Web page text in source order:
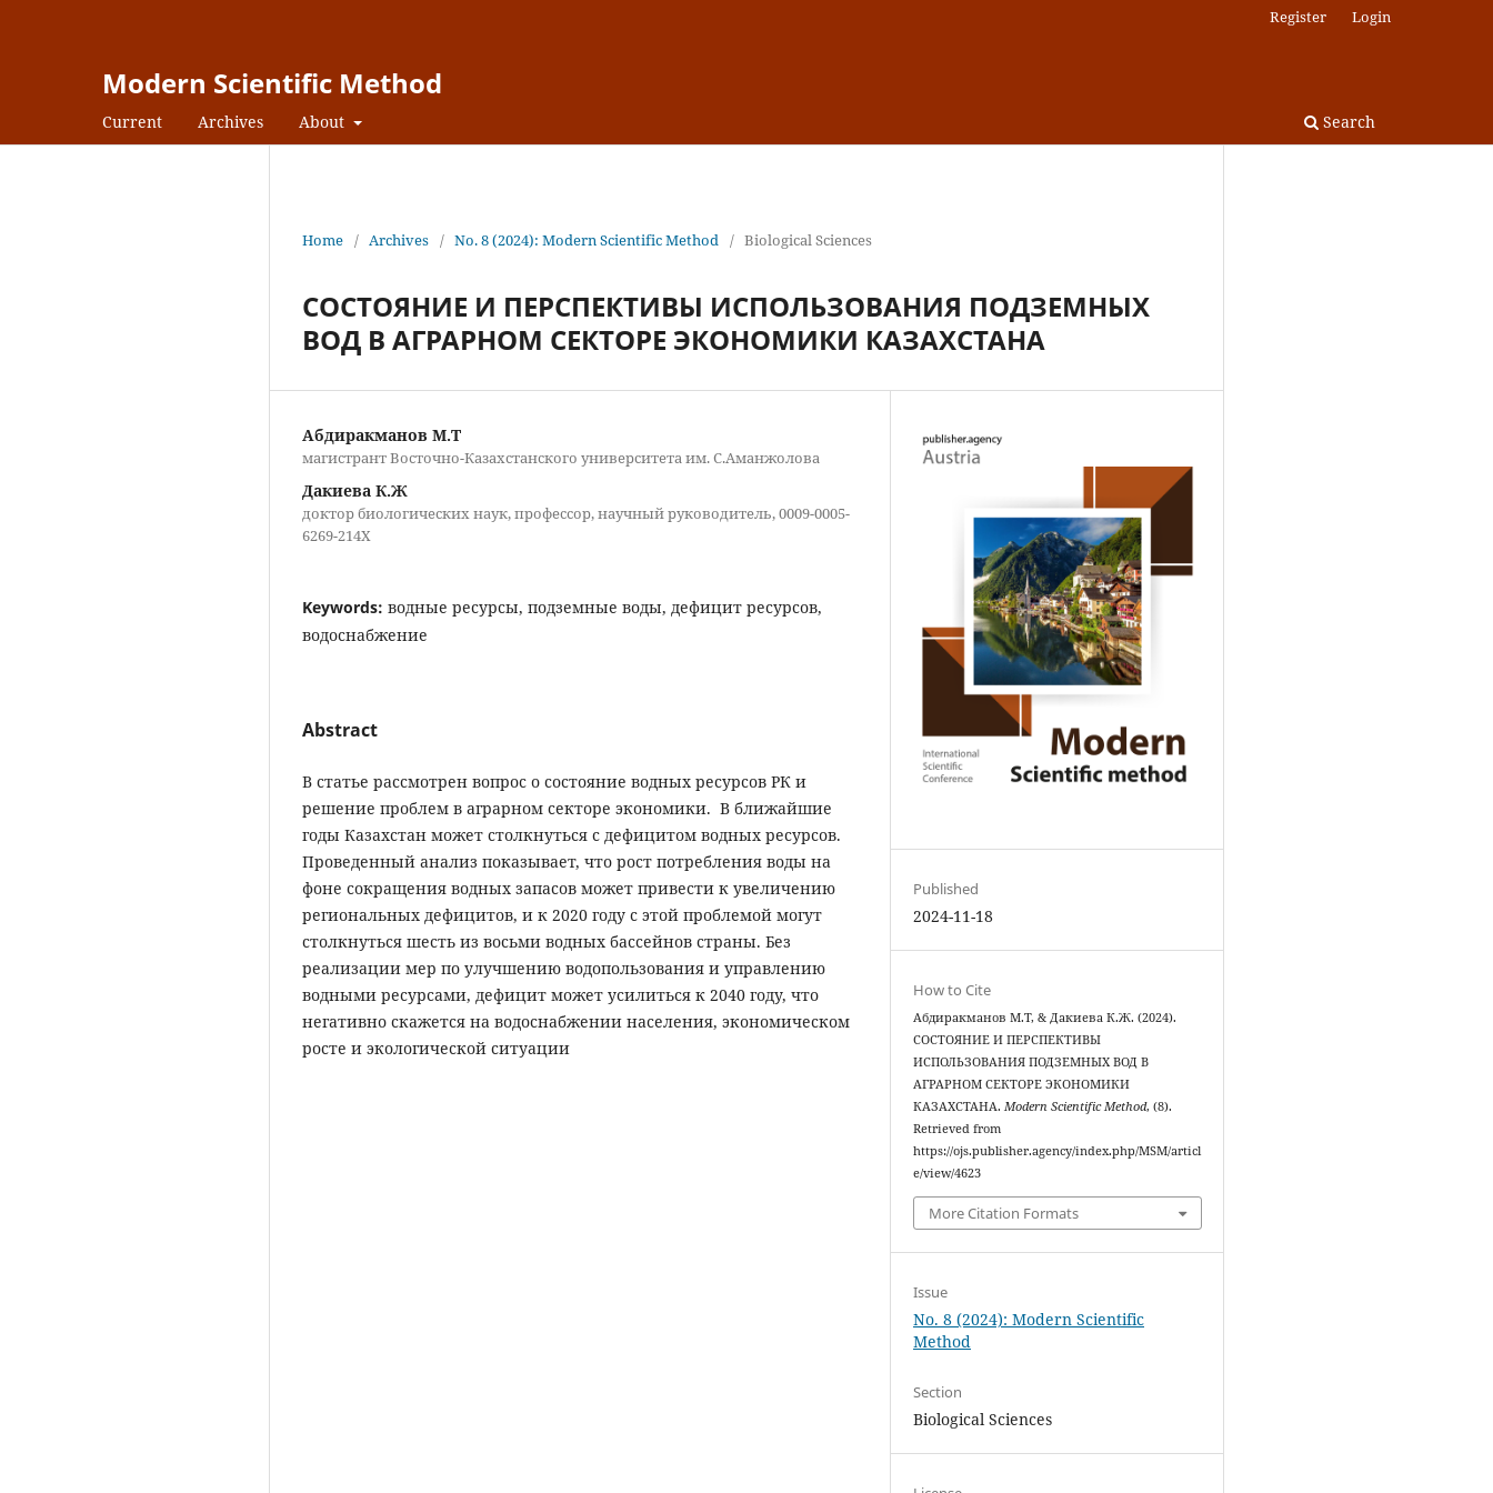
Modern Scientific Method
Current Archives About Search
Register Login
Home / Archives / No. 8 (2024): Modern Scientific Method / Biological Sciences
СОСТОЯНИЕ И ПЕРСПЕКТИВЫ ИСПОЛЬЗОВАНИЯ ПОДЗЕМНЫХ
ВОД В АГРАРНОМ СЕКТОРЕ ЭКОНОМИКИ КАЗАХСТАНА
Абдиракманов М.Т
магистрант Восточно-Казахстанского университета им. С.Аманжолова
Дакиева К.Ж
доктор биологических наук, профессор, научный руководитель, 0009-0005-
6269-214X
Keywords: водные ресурсы, подземные воды, дефицит ресурсов,
водоснабжение
Abstract
В статье рассмотрен вопрос о состояние водных ресурсов РК и
решение проблем в аграрном секторе экономики. В ближайшие
годы Казахстан может столкнуться с дефицитом водных ресурсов.
Проведенный анализ показывает, что рост потребления воды на
фоне сокращения водных запасов может привести к увеличению
региональных дефицитов, и к 2020 году с этой проблемой могут
столкнуться шесть из восьми водных бассейнов страны. Без
реализации мер по улучшению водопользования и управлению
водными ресурсами, дефицит может усилиться к 2040 году, что
негативно скажется на водоснабжении населения, экономическом
росте и экологической ситуации
Published
2024-11-18
How to Cite
Абдиракманов М.Т, & Дакиева К.Ж. (2024).
СОСТОЯНИЕ И ПЕРСПЕКТИВЫ
ИСПОЛЬЗОВАНИЯ ПОДЗЕМНЫХ ВОД В
АГРАРНОМ СЕКТОРЕ ЭКОНОМИКИ
КАЗАХСТАНА.Modern Scientific Method, (8).
Retrieved from
https://ojs.publisher.agency/index.php/MSM/articl
e/view/4623
More Citation Formats
Issue
No. 8 (2024): Modern Scientific
Method
Section
Biological Sciences